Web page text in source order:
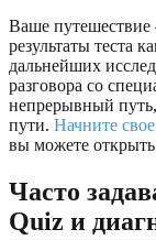
Ваше путешествие
результаты теста
дальнейших
разговора со
непрерывный
пути. Начните
вы можете открыть
Часто
Quiz и